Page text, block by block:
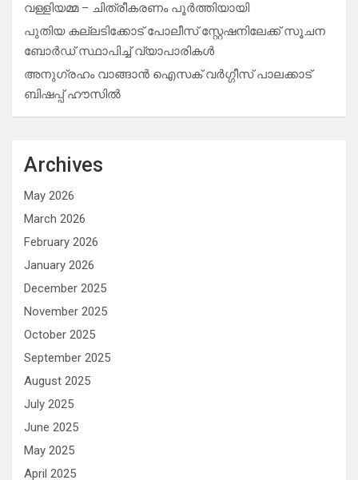
വള്ളിയമ്മ – ചിത്രീകരണം പൂർത്തിയായി
പുതിയ കല്ലടിക്കോട് പോലീസ് സ്റ്റേഷനിലേക്ക് സൂചന
ബോർഡ് സ്ഥാപിച്ച് വ്യാപാരികൾ
അനുഗ്രഹം വാങ്ങാൻ ഐസക് വര്‍ഗ്ഗീസ് പാലക്കാട്
ബിഷപ്പ് ഹൗസില്‍
Archives
May 2026
March 2026
February 2026
January 2026
December 2025
November 2025
October 2025
September 2025
August 2025
July 2025
June 2025
May 2025
April 2025